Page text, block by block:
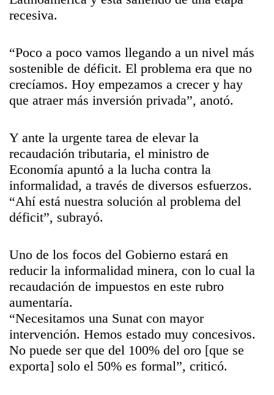
recesiva.
“Poco a poco vamos llegando a un nivel más
sostenible de déficit. El problema era que no
crecíamos. Hoy empezamos a crecer y hay
que atraer más inversión privada”, anotó.
Y ante la urgente tarea de elevar la
recaudación tributaria, el ministro de
Economía apuntó a la lucha contra la
informalidad, a través de diversos esfuerzos.
“Ahí está nuestra solución al problema del
déficit”, subrayó.
Uno de los focos del Gobierno estará en
reducir la informalidad minera, con lo cual la
recaudación de impuestos en este rubro
aumentaría.
“Necesitamos una Sunat con mayor
intervención. Hemos estado muy concesivos.
No puede ser que del 100% del oro [que se
exporta] solo el 50% es formal”, criticó.